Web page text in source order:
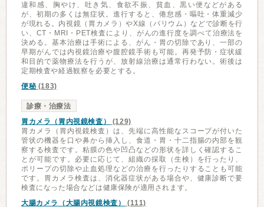
違和感、胸やけ、吐き気、食欲不振、貧血、黒い便などがある
が、初期の多くは無症状。進行すると、倦怠感・嘔吐・体重減少
が現れる。内視鏡（胃カメラ）やX線（バリウム）などで診断を行
い、CT・MRI・PET検査により、がんの進行度を調べて治療法を
決める。基本治療は手術による、がん・胃の切除であり、一部の
早期がんでは内視鏡治療や腹腔鏡手術も可能。再発予防・症状緩
和目的で薬物療法を行うが、放射線治療は通常行わない。術後は
定期検査や経過観察を必要とする。
便秘(183)
診療・治療法
胃カメラ（胃内視鏡検査）
(129)
胃カメラ（胃内視鏡検査）は、先端に高性能なスコープが付いた
管状の機器を口や鼻から挿入し、食道・胃・十二指腸の内部を観
察する検査です。粘膜の色や凹凸などの形状を詳しく確認するこ
とが可能です。必要に応じて、組織の採取（生検）を行ったり、
ポリープの切除や止血処理などの治療を行ったりすることも可能
です。胃カメラ検査は、消化器症状がある場合や、健康診断で要
検査になった場合などは健康保険が適用されます。
大腸カメラ（大腸内視鏡検査）
(111)